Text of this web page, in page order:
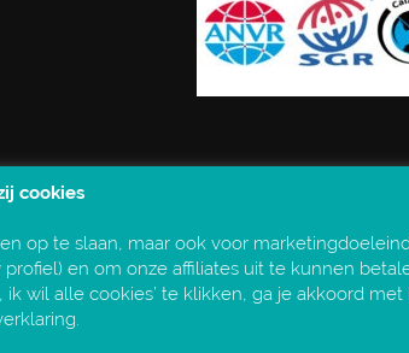
cookies
op te slaan, maar ook voor
en om onze affiliates uit te kunnen
wil alle cookies’ te klikken, ga je akkoord